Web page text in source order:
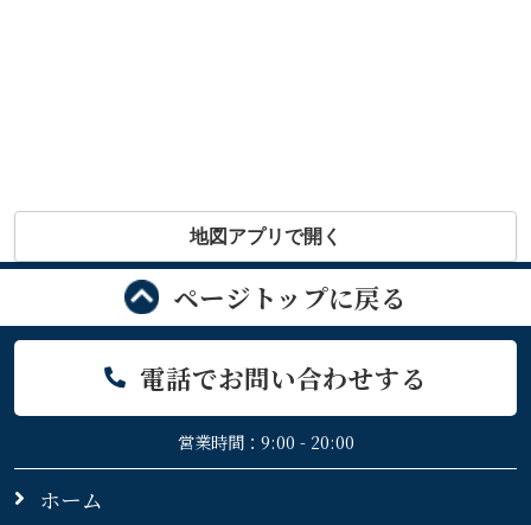
地図アプリで開く
ページトップに戻る
電話でお問い合わせする
営業時間：9:00 - 20:00
ホーム